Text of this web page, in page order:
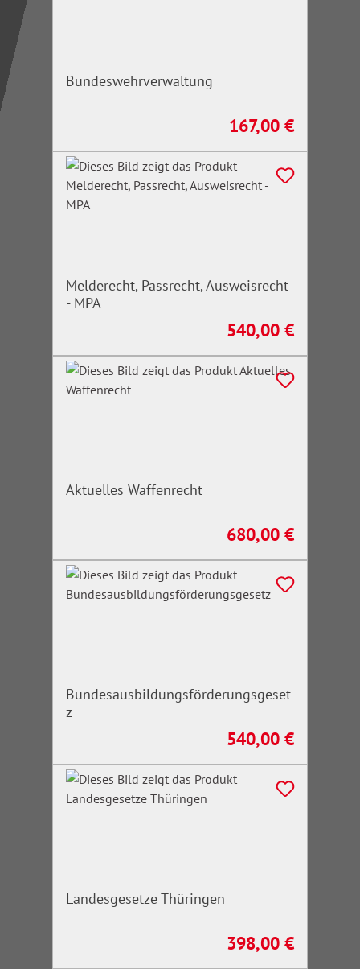
Bundeswehrverwaltung
Regulärer Preis:
167,00 €
Melderecht, Passrecht, Ausweisrecht
- MPA
Regulärer Preis:
540,00 €
Aktuelles Waffenrecht
Regulärer Preis:
680,00 €
Bundesausbildungsförderungsgeset
z
Regulärer Preis:
540,00 €
Landesgesetze Thüringen
Regulärer Preis:
398,00 €